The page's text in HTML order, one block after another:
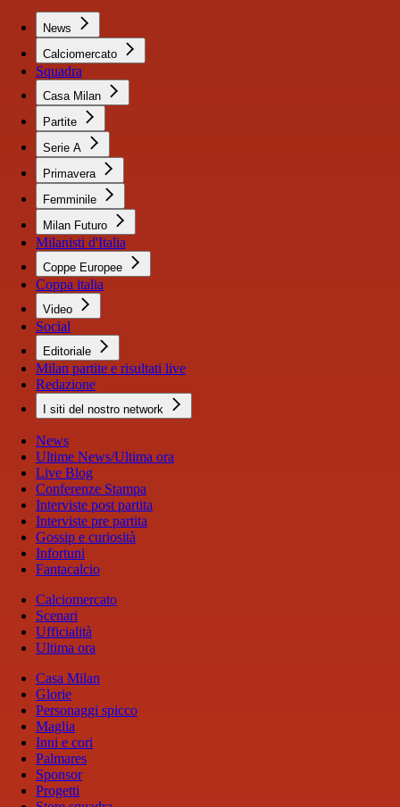
News
Calciomercato
Squadra
Casa Milan
Partite
Serie A
Primavera
Femminile
Milan Futuro
Milanisti d'Italia
Coppe Europee
Coppa italia
Video
Social
Editoriale
Milan partite e risultati live
Redazione
I siti del nostro network
News
Ultime News/Ultima ora
Live Blog
Conferenze Stampa
Interviste post partita
Interviste pre partita
Gossip e curiosità
Infortuni
Fantacalcio
Calciomercato
Scenari
Ufficialità
Ultima ora
Casa Milan
Glorie
Personaggi spicco
Maglia
Inni e cori
Palmares
Sponsor
Progetti